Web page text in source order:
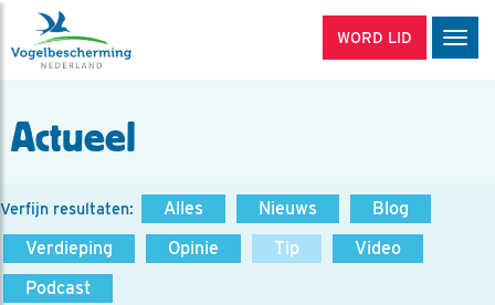
WORD LID
Actueel
Verfijn resultaten: Alles Nieuws
Blog
Verdieping
Opinie Tip
Video
Podcast